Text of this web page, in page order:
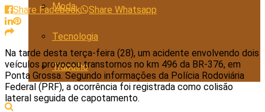
Moda
Tecnologia
Trabalho
Share Facebook
Share Whatsapp
Na tarde desta terça-feira (28), um acidente envolvendo dois
veículos provocou transtornos no km 496 da BR-376, em
Ponta Grossa. Segundo informações da Polícia Rodoviária
Federal (PRF), a ocorrência foi registrada como colisão
lateral seguida de capotamento.